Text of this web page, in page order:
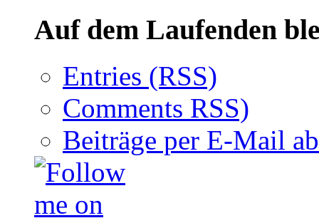
Auf dem Laufenden
Entries (RSS)
Comments RSS)
Beiträge per E-Mail